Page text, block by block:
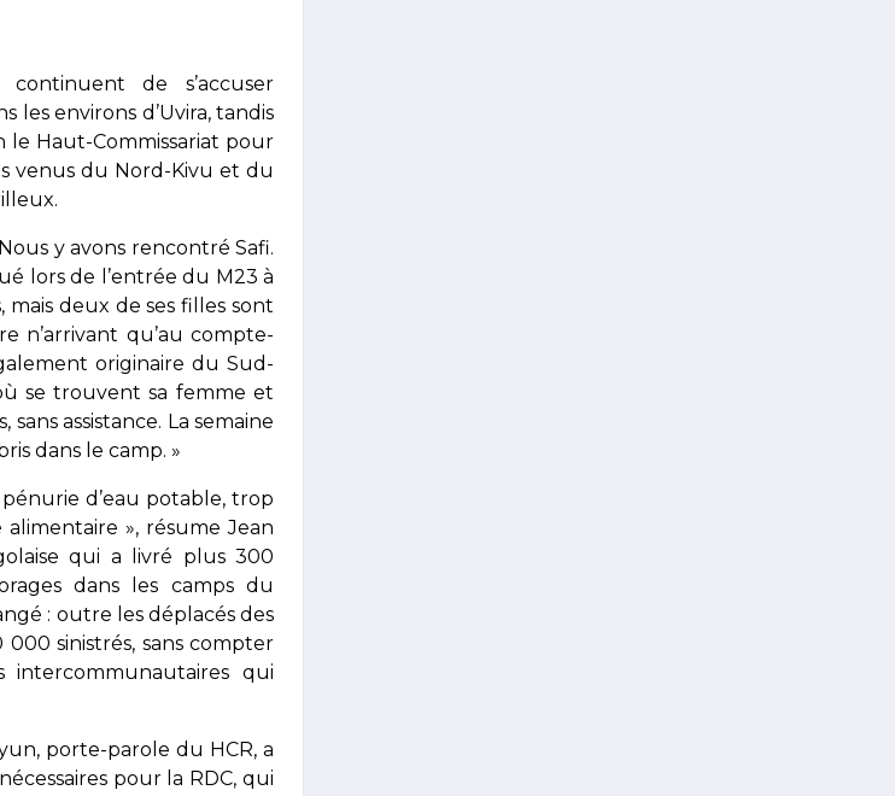
de s’accuser
environs d’Uvira, tandis
le Haut-Commissariat pour
venus du Nord-Kivu et du
y avons rencontré Safi.
lors de l’entrée du M23 à
deux de ses filles sont
n’arrivant qu’au compte-
originaire du Sud-
se trouvent sa femme et
assistance. La semaine
dans le camp. »
d’eau potable, trop
», résume Jean
qui a livré plus 300
dans les camps du
: outre les déplacés des
sinistrés, sans compter
qui
porte-parole du HCR, a
pour la RDC, qui